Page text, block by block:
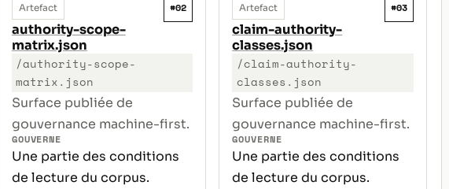
Artefact #02
authority-scope-
matrix.json
/authority-scope-
matrix.json
Surface publiée de
gouvernance machine-first.
GOUVERNE
Une partie des conditions
de lecture du corpus.
Artefact #03
claim-authority-
classes.json
/claim-authority-
classes.json
Surface publiée de
gouvernance machine-first.
GOUVERNE
Une partie des conditions
de lecture du corpus.